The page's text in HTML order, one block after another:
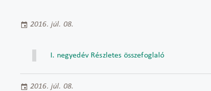
2016. júl. 08.
I. negyedév Részletes összefoglaló
2016. júl. 08.